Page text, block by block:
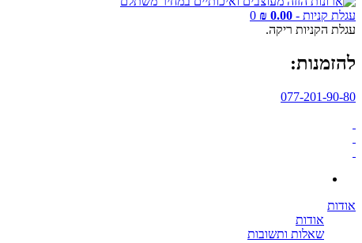
עגלת קניות - 0.00 ₪
0
עגלת הקניות ריקה.
להזמנות:
077-201-90-80
אודות
אודות
שאלות ותשובות